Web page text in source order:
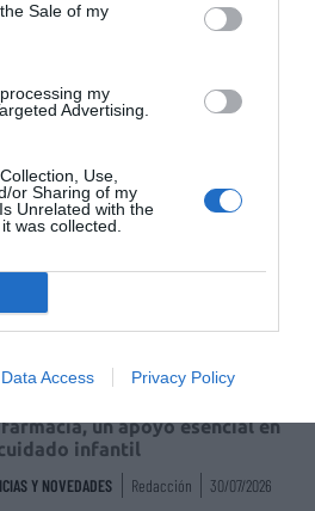
Sale of my
my
Advertising.
Use,
or Sharing of my
Unrelated with the
was collected.
Data Access Privacy Policy
online de medicamentos
uso humano: seguridad y
Isabel Marín Moral 28/07/2026
Nacional
de Oviedo
un apoyo esencial en
infantil
Y NOVEDADES Redacción 30/07/2026